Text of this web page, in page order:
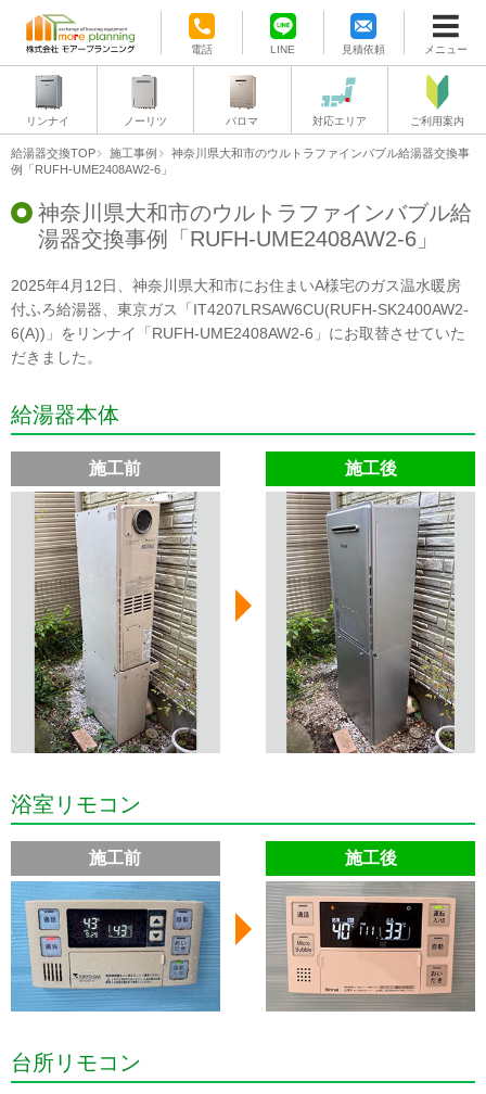
電話 LINE 見積依頼 メニュー
リンナイ ノーリツ パロマ 対応エリア ご利用案内
給湯器交換TOP 施工事例
神奈川県大和市のウルトラファインバブル給湯器交換事
例「RUFH-UME2408AW2-6」
神奈川県大和市のウルトラファインバブル給
湯器交換事例「RUFH-UME2408AW2-6」
2025年4月12日、神奈川県大和市にお住まいA様宅のガス温水暖房
付ふろ給湯器、東京ガス「IT4207LRSAW6CU(RUFH-SK2400AW2-
6(A))」をリンナイ「RUFH-UME2408AW2-6」にお取替させていた
だきました。
給湯器本体
施工前 施工後
浴室リモコン
施工前 施工後
台所リモコン